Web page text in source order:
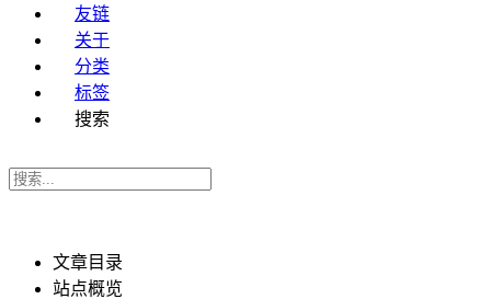
友链
关于
分类
标签
搜索
文章目录
站点概览